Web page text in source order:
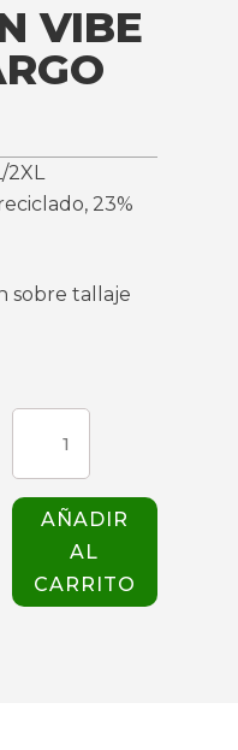
VIBE
2XL
23%
sobre tallaje
WB421
CARGO
AÑADIR
AL
CARRITO